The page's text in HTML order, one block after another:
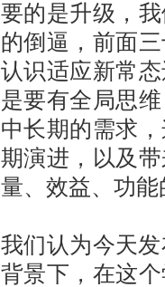
要的是升级，
的倒逼，前面
认识适应新常
是要有全局思
中长期的需求
期演进，以及
量、效益、功能
我们认为今天
背景下，在这